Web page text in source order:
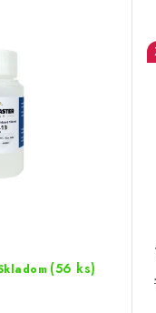
(56 ks)